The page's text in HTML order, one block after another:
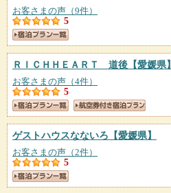
お客さまの声（9件）
5
ＲＩＣＨＨＥＡＲＴ 道後 【愛媛県】
お客さまの声（4件）
5
ゲストハウスなないろ 【愛媛県】
お客さまの声（2件）
5